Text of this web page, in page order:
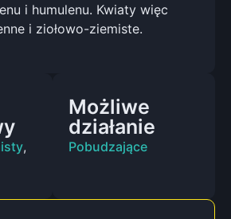
i humulenu. Kwiaty więc
i ziołowo-ziemiste.
,
Możliwe
działanie
Pobudzające